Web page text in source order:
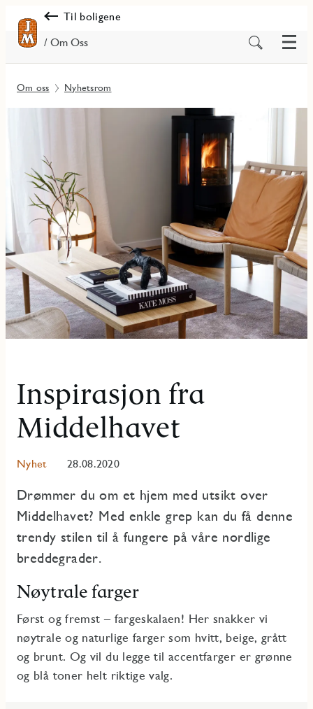
Til boligene
/ Om Oss
Søk
innhold
Meny
Om oss Nyhetsrom
Inspirasjon fra
Middelhavet
Nyhet 28.08.2020
Drømmer du om et hjem med utsikt over
Middelhavet? Med enkle grep kan du få denne
trendy stilen til å fungere på våre nordlige
breddegrader.
Nøytrale farger
Først og fremst – fargeskalaen! Her snakker vi
nøytrale og naturlige farger som hvitt, beige, grått
og brunt. Og vil du legge til accentfarger er grønne
og blå toner helt riktige valg.